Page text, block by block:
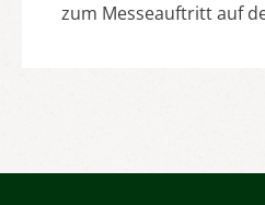
zum Messeauftritt auf